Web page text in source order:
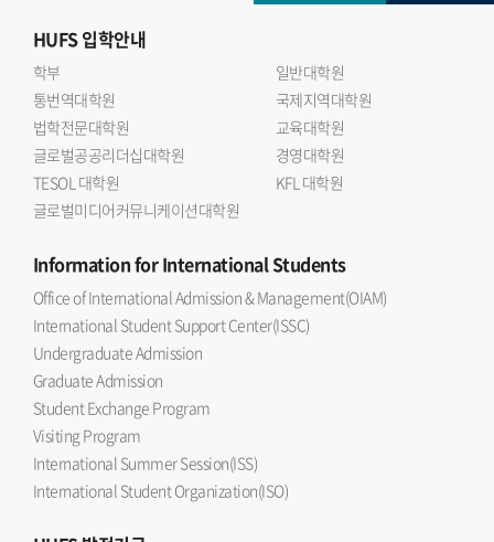
HUFS입학안내
학부
일반대학원
통번역대학원
국제지역대학원
법학전문대학원
교육대학원
글로벌공공리더십대학원
경영대학원
TESOL 대학원
KFL 대학원
글로벌미디어커뮤니케이션대학원
Informationfor International Students
Office of International Admission & Management(OIAM)
International Student Support Center(ISSC)
Undergraduate Admission
Graduate Admission
Student Exchange Program
Visiting Program
International Summer Session(ISS)
International Student Organization(ISO)